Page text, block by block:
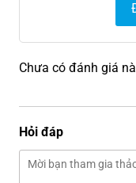
Chưa có đánh giá
Hỏi đáp